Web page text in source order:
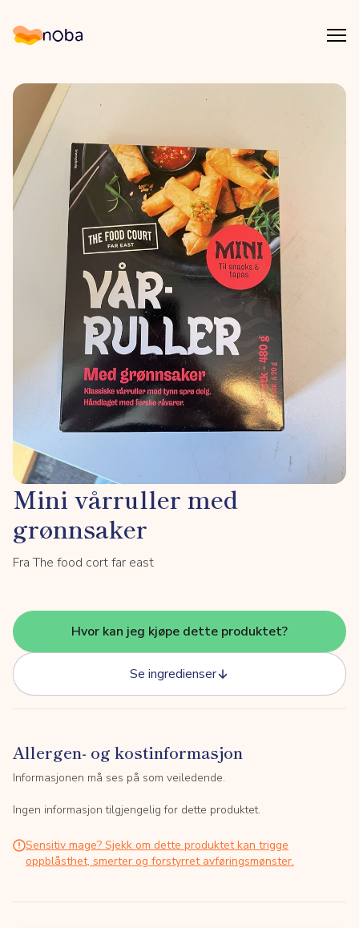
Noba
Mini vårruller med
grønnsaker
Fra The food cort far east
Hvor kan jeg kjøpe dette produktet?
Se ingredienser
Allergen- og kostinformasjon
Informasjonen må ses på som veiledende.
Ingen informasjon tilgjengelig for dette produktet.
Sensitiv mage? Sjekk om dette produktet kan trigge
oppblåsthet, smerter og forstyrret avføringsmønster.